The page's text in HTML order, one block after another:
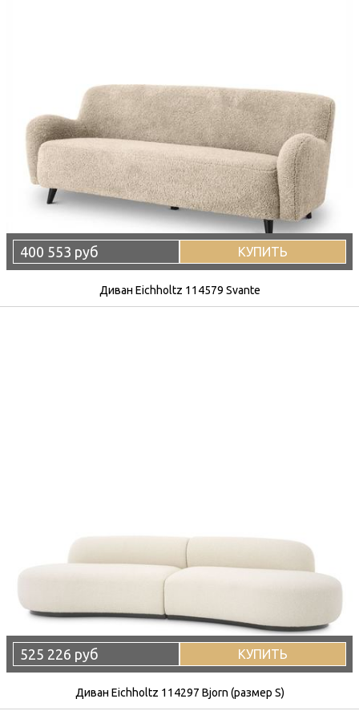
400 553 руб КУПИТЬ
Диван Eichholtz 114579 Svante
525 226 руб КУПИТЬ
Диван Eichholtz 114297 Bjorn (размер S)